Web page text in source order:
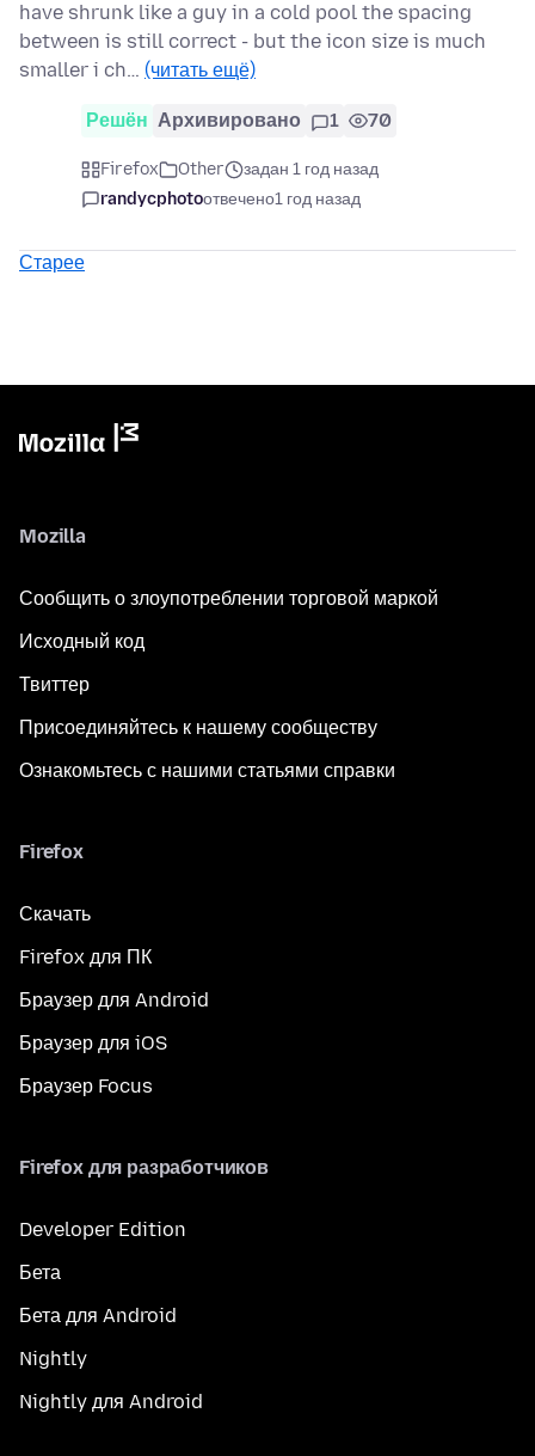
have shrunk like a guy in a cold pool the spacing
between is still correct - but the icon size is much
smaller i ch… (читать ещё)
Решён Архивировано 1 70
Firefox Other
задан 1 год назад
randycphotoотвечено1 год назад
Старее
Mozilla
Сообщить о злоупотреблении торговой маркой
Исходный код
Твиттер
Присоединяйтесь к нашему сообществу
Ознакомьтесь с нашими статьями справки
Firefox
Скачать
Firefox для ПК
Браузер для Android
Браузер для iOS
Браузер Focus
Firefox для разработчиков
Developer Edition
Бета
Бета для Android
Nightly
Nightly для Android